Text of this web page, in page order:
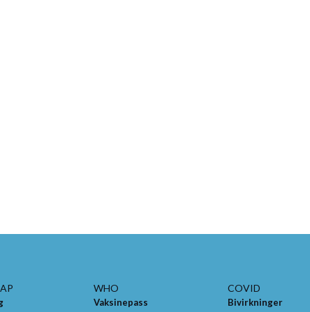
WHO
Vaksinepass
COVID
Bivirkninger